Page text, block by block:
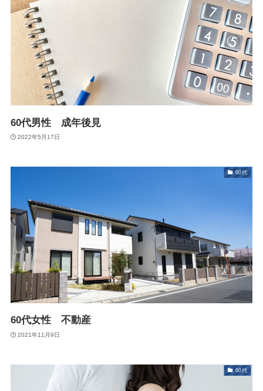
60代男性 成年後見
2022年5月17日
60代
60代女性 不動産
2021年11月9日
60代